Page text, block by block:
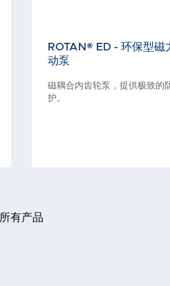
ROTAN® ED - 环保型磁
动泵
磁耦合内齿轮泵，提供极致的
护。
所有产品